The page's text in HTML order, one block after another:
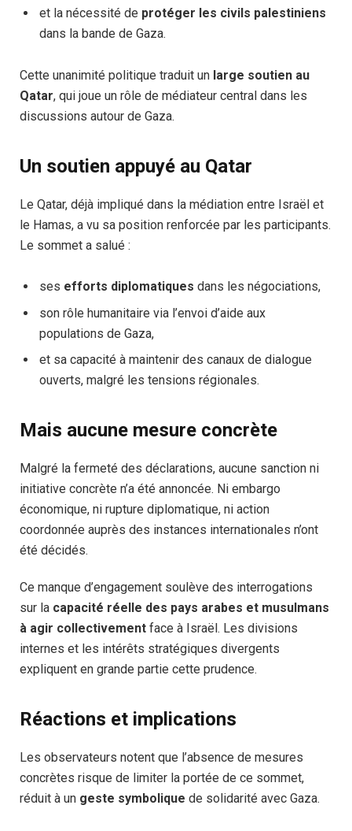
et la nécessité de protéger les civils palestiniens
dans la bande de Gaza.
Cette unanimité politique traduit un large soutien au
Qatar, qui joue un rôle de médiateur central dans les
discussions autour de Gaza.
Un soutien appuyé au Qatar
Le Qatar, déjà impliqué dans la médiation entre Israël et
le Hamas, a vu sa position renforcée par les participants.
Le sommet a salué :
ses efforts diplomatiques dans les négociations,
son rôle humanitaire via l’envoi d’aide aux
populations de Gaza,
et sa capacité à maintenir des canaux de dialogue
ouverts, malgré les tensions régionales.
Mais aucune mesure concrète
Malgré la fermeté des déclarations, aucune sanction ni
initiative concrète n’a été annoncée. Ni embargo
économique, ni rupture diplomatique, ni action
coordonnée auprès des instances internationales n’ont
été décidés.
Ce manque d’engagement soulève des interrogations
sur la capacité réelle des pays arabes et musulmans
à agir collectivement face à Israël. Les divisions
internes et les intérêts stratégiques divergents
expliquent en grande partie cette prudence.
Réactions et implications
Les observateurs notent que l’absence de mesures
concrètes risque de limiter la portée de ce sommet,
réduit à un geste symbolique de solidarité avec Gaza.